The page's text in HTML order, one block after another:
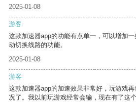
2025-01-08
游客
这款加速器app的功能有点单一，可以增加
动切换线路的功能。
2025-01-08
游客
这款加速器app的加速效果非常好，玩游戏
况了。我以前玩游戏经常会输，现在有了这